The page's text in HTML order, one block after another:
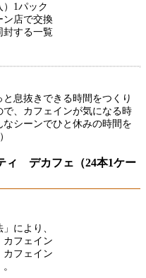
1パック
ン店で交換
封する一覧
息抜きできる時間をつくり
、カフェインが気になる時
シーンでひと休みの時間を
デカフェ（24本1ケー
により、
カフェイン
カフェイン